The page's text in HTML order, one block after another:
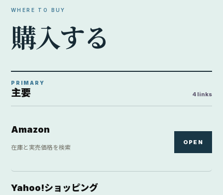
WHERE TO BUY
購入する
PRIMARY
主要 4 links
Amazon
在庫と実売価格を検索
OPEN
Yahoo!ショッピング